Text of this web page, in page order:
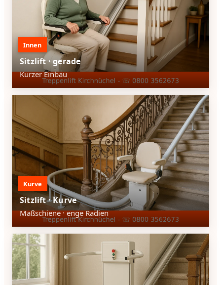
Innen
Sitzlift · gerade
Kurzer Einbau
Kurve
Sitzlift · Kurve
Maßschiene · enge Radien